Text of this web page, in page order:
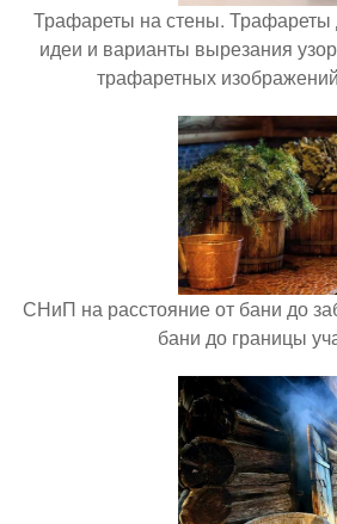
Трафареты на стены. Трафареты
идеи и варианты вырезания
трафаретных
СНиП на расстояние от бани до
бани до границы